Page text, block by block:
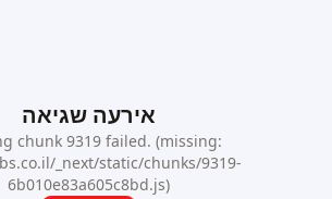
אירעה שגיאה
Loading chunk 9319 failed. (missing:
https://hbs.co.il/_next/static/chunks/9319-
6b010e83a605c8bd.js)